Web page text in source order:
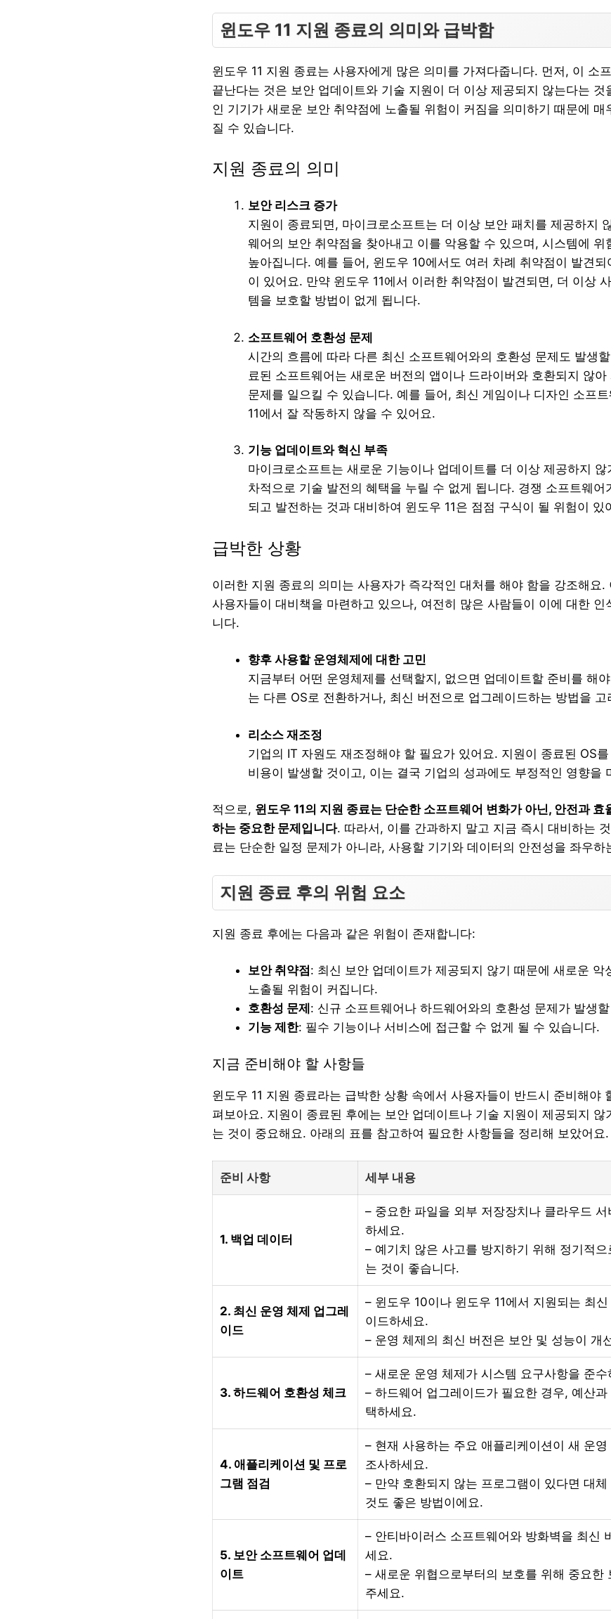
윈도우 11 지원 종료의 의미와 급박함
윈도우 11 지원 종료는 사용자에게 많은 의미를 가져다줍니다. 먼저, 이 소
끝난다는 것은 보안 업데이트와 기술 지원이 더 이상 제공되지 않는다는 것
인 기기가 새로운 보안 취약점에 노출될 위험이 커짐을 의미하기 때문에 매
질 수 있습니다.
지원 종료의 의미
보안 리스크 증가
지원이 종료되면, 마이크로소프트는 더 이상 보안 패치를 제공하지
웨어의 보안 취약점을 찾아내고 이를 악용할 수 있으며, 시스템에 위
높아집니다. 예를 들어, 윈도우 10에서도 여러 차례 취약점이 발견되
이 있어요. 만약 윈도우 11에서 이러한 취약점이 발견되면, 더 이상
템을 보호할 방법이 없게 됩니다.
소프트웨어 호환성 문제
시간의 흐름에 따라 다른 최신 소프트웨어와의 호환성 문제도 발생
료된 소프트웨어는 새로운 버전의 앱이나 드라이버와 호환되지 않
문제를 일으킬 수 있습니다. 예를 들어, 최신 게임이나 디자인 소프
11에서 잘 작동하지 않을 수 있어요.
기능 업데이트와 혁신 부족
마이크로소프트는 새로운 기능이나 업데이트를 더 이상 제공하지
차적으로 기술 발전의 혜택을 누릴 수 없게 됩니다. 경쟁 소프트웨어
되고 발전하는 것과 대비하여 윈도우 11은 점점 구식이 될 위험이 있
급박한 상황
이러한 지원 종료의 의미는 사용자가 즉각적인 대처를 해야 함을 강조해요.
사용자들이 대비책을 마련하고 있으나, 여전히 많은 사람들이 이에 대한 인
니다.
향후 사용할 운영체제에 대한 고민
지금부터 어떤 운영체제를 선택할지, 없으면 업데이트할 준비를 해
는 다른 OS로 전환하거나, 최신 버전으로 업그레이드하는 방법을
리소스 재조정
기업의 IT 자원도 재조정해야 할 필요가 있어요. 지원이 종료된 OS
비용이 발생할 것이고, 이는 결국 기업의 성과에도 부정적인 영향을
적으로, 윈도우 11의 지원 종료는 단순한 소프트웨어 변화가 아닌, 안전과 효
하는 중요한 문제입니다. 따라서, 이를 간과하지 말고 지금 즉시 대비하는
료는 단순한 일정 문제가 아니라, 사용할 기기와 데이터의 안전성을 좌우하
지원 종료 후의 위험 요소
지원 종료 후에는 다음과 같은 위험이 존재합니다:
보안 취약점: 최신 보안 업데이트가 제공되지 않기 때문에 새로운 악
노출될 위험이 커집니다.
호환성 문제 : 신규 소프트웨어나 하드웨어와의 호환성 문제가 발생
기능 제한: 필수 기능이나 서비스에 접근할 수 없게 될 수 있습니다.
지금 준비해야 할 사항들
윈도우 11 지원 종료라는 급박한 상황 속에서 사용자들이 반드시 준비해야
펴보아요. 지원이 종료된 후에는 보안 업데이트나 기술 지원이 제공되지 않
는 것이 중요해요. 아래의 표를 참고하여 필요한 사항들을 정리해 보았어요.
준비 사항 세부 내용
1. 백업 데이터
– 중요한 파일을 외부 저장장치나 클라우드
하세요.
– 예기치 않은 사고를 방지하기 위해 정기적
는 것이 좋습니다.
2. 최신 운영 체제 업그레
이드
– 윈도우 10이나 윈도우 11에서 지원되는 최
이드하세요.
– 운영 체제의 최신 버전은 보안 및 성능이 개
3. 하드웨어 호환성 체크
– 새로운 운영 체제가 시스템 요구사항을 준
– 하드웨어 업그레이드가 필요한 경우, 예산
택하세요.
4. 애플리케이션 및 프로
그램 점검
– 현재 사용하는 주요 애플리케이션이 새 운
조사하세요.
– 만약 호환되지 않는 프로그램이 있다면 대
것도 좋은 방법이에요.
5. 보안 소프트웨어 업데
이트
– 안티바이러스 소프트웨어와 방화벽을 최신
세요.
– 새로운 위협으로부터의 보호를 위해 중요한
주세요.